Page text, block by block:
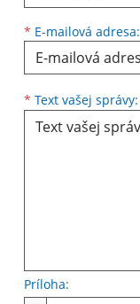
* E-mailová adresa:
* Text vašej správy:
Príloha: